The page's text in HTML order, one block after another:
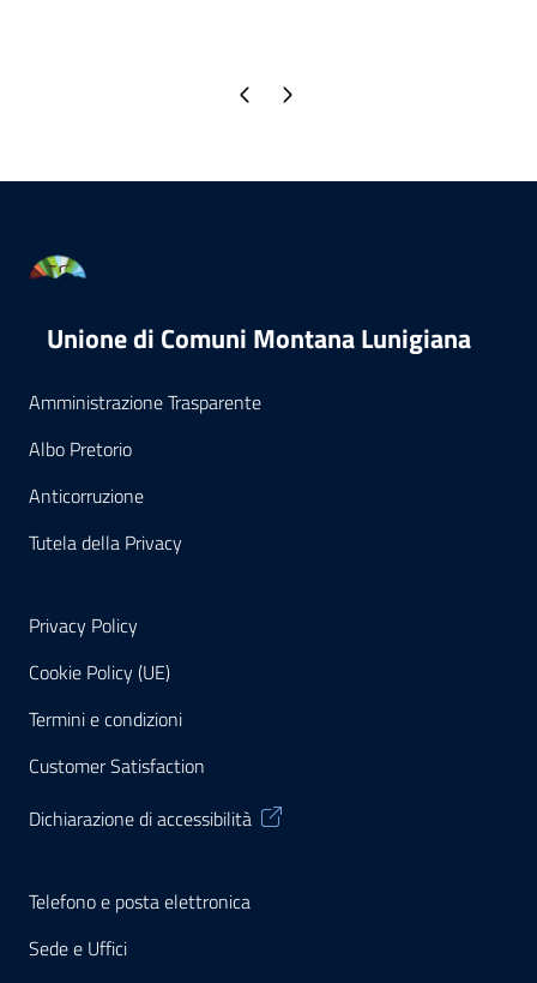
Pagina precedente
Pagina successiva
Unione di Comuni Montana Lunigiana
Amministrazione Trasparente
Albo Pretorio
Anticorruzione
Tutela della Privacy
Privacy Policy
Cookie Policy (UE)
Termini e condizioni
Customer Satisfaction
Dichiarazione di accessibilità
Telefono e posta elettronica
Sede e Uffici